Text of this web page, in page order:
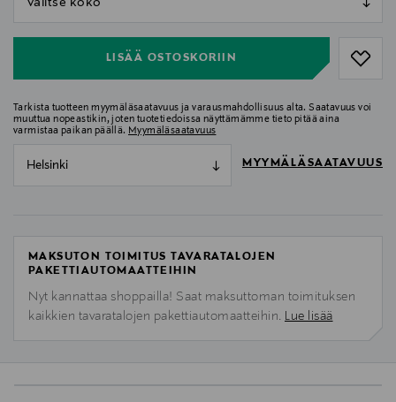
LISÄÄ OSTOSKORIIN
Tarkista tuotteen myymäläsaatavuus ja varausmahdollisuus alta. Saatavuus voi
muuttua nopeastikin, joten tuotetiedoissa näyttämämme tieto pitää aina
varmistaa paikan päällä. Myymäläsaatavuus
Helsinki MYYMÄLÄSAATAVUUS
MAKSUTON TOIMITUS TAVARATALOJEN
PAKETTIAUTOMAATTEIHIN
Nyt kannattaa shoppailla! Saat maksuttoman toimituksen
kaikkien tavaratalojen pakettiautomaatteihin. Lue lisää